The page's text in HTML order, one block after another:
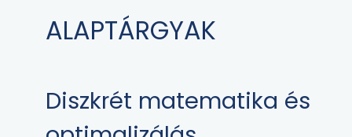
ALAPTÁRGYAK
Diszkrét matematika és